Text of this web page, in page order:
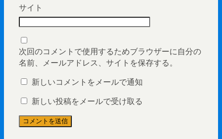
サイト
次回のコメントで使用するためブラウザーに自分の
名前、メールアドレス、サイトを保存する。
新しいコメントをメールで通知
新しい投稿をメールで受け取る